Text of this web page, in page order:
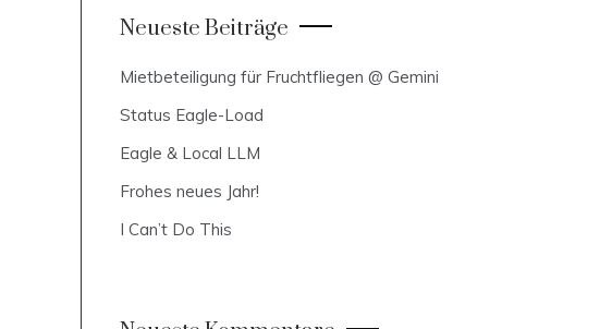
Neueste Beiträge
Mietbeteiligung für Fruchtfliegen @ Gemini
Status Eagle-Load
Eagle & Local LLM
Frohes neues Jahr!
I Can’t Do This